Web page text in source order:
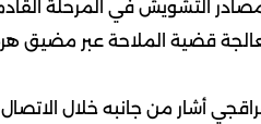
التشويش في المرحلة
قضية الملاحة عبر مضيق
أشار من جانبه خلال الاتصال